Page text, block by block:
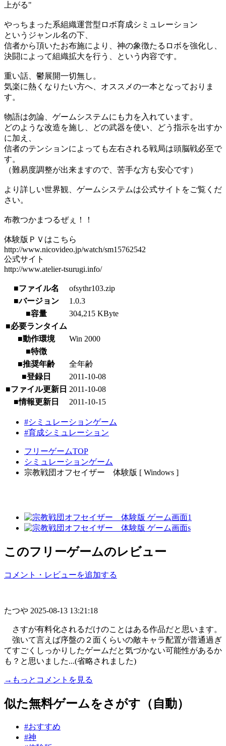
上がる"
やっちまった系組織運営型ロボ育成シミュレーション
というジャンル名の下、
信者から頂いたお布施により、神の象徴たるロボを強化し、
決闘によって組織拡大を行う、という内容です。
重い話、鬱展開一切無し。
気楽に熱くなりたい方へ、オススメの一本となっておりま
す。
物語は勿論、ゲームシステムにも力を入れています。
どのような改造を施し、どの武器を使い、どう指示を出すか
に加え、
信者のテンションによっても左右される戦局は頭脳戦必至で
す。
（難易度調整が出来ますので、苦手な方も安心です）
より詳しい世界観、ゲームシステムは公式サイトをご覧くだ
さい。
布教つかまつるぜぇ！！
体験版ＰＶはこちら
http://www.nicovideo.jp/watch/sm15762542
公式サイト
http://www.atelier-tsurugi.info/
■ファイル名
ofsythr103.zip
■バージョン
1.0.3
■容量
304,215 KByte
■必要ランタイム
■動作環境
Win 2000
■特徴
■推奨年齢
全年齢
■登録日
2011-10-08
■ファイル更新日 2011-10-08
■情報更新日
2011-10-15
#シミュレーションゲーム
#育成シミュレーション
フリーゲームTOP
シミュレーションゲーム
宗教戦団オフセイザー 体験版 [ Windows ]
このフリーゲームのレビュー
コメント・レビューを追加する
たつや 2025-08-13 13:21:18
さすが有料化されるだけのことはある作品だと思います。
強いて言えば序盤の２面くらいの敵キャラ配置が普通過ぎ
てすごくしっかりしたゲームだと気づかない可能性があるか
も？と思いました...(省略されました)
→もっとコメントを見る
似た無料ゲームをさがす（自動）
#おすすめ
#神